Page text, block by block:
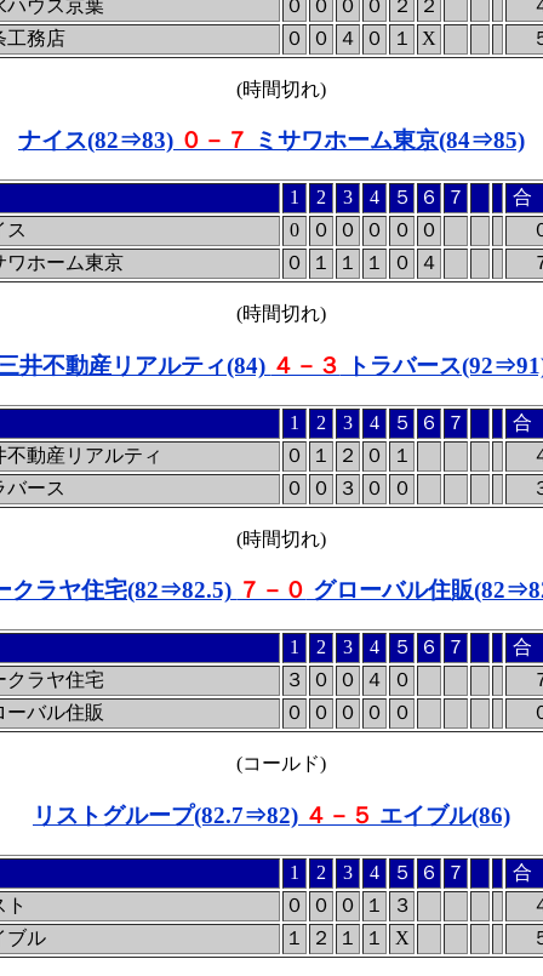
ハウス京葉
０ ０ ０ ０ ２ ２
工務店
０ ０ ４ ０ １ X
(時間切れ)
ナイス(82⇒83) ０－７ ミサワホーム東京(84⇒85)
1 2 3 4 ５ ６ ７
合
ス
0 ０ ０ ０ ０ ０
ワホーム東京
０ １ １ １ ０ ４
(時間切れ)
井不動産リアルティ(84) ４－３ トラバース
1 2 3 4 ５ ６ ７
合
不動産リアルティ
０ １ ２ ０ １
バース
０ ０ ３ ０ ０
(時間切れ)
クラヤ住宅(82⇒82.5) ７－０ グローバル住販
1 2 3 4 ５ ６ ７
合
クラヤ住宅
３ ０ ０ ４ ０
ーバル住販
０ ０ ０ ０ ０
(コールド)
リストグループ(82.7⇒82) ４－５ エイブル(86)
1 2 3 4 ５ ６ ７
合
ト
０ ０ ０ １ ３
ブル
１ ２ １ １ X